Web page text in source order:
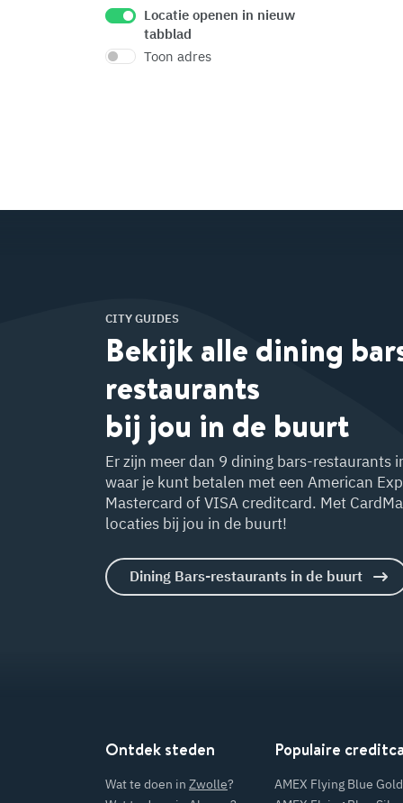
Locatie openen in nieuw
tabblad
Toon adres
CITY GUIDES
Bekijk alle dining
restaurants
bij jou in de buurt
Er zijn meer dan 9 dining bars-restaurants
waar je kunt betalen met een American
Mastercard of VISA creditcard. Met
locaties bij jou in de buurt!
Dining Bars-restaurants in de buurt
Ontdek steden
Wat te doen in Zwolle?
Populaire
AMEX Flying Blue